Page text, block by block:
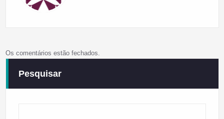
Os comentários estão fechados.
Pesquisar